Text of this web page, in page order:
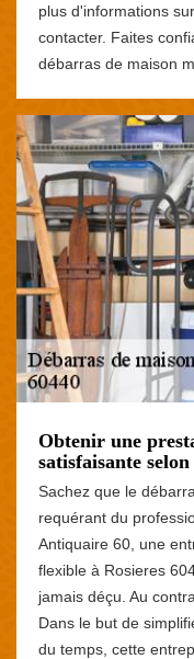
plus d'informations
contacter. Faites
débarras de maison
Obtenir une
satisfaisante
Sachez que le
requérant du
Antiquaire 60, une
flexible à Rosieres
jamais déçu. Au
Dans le but de
du temps, cette